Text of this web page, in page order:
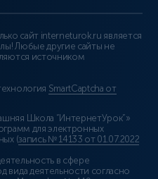
сайт interneturok.ru является
Любые другие сайты не
источником
SmartCaptcha от
Школа “ИнтернетУрок”»
для электронных
(запись № 14133 от 01.07.2022
в сфере
вида деятельности согласно